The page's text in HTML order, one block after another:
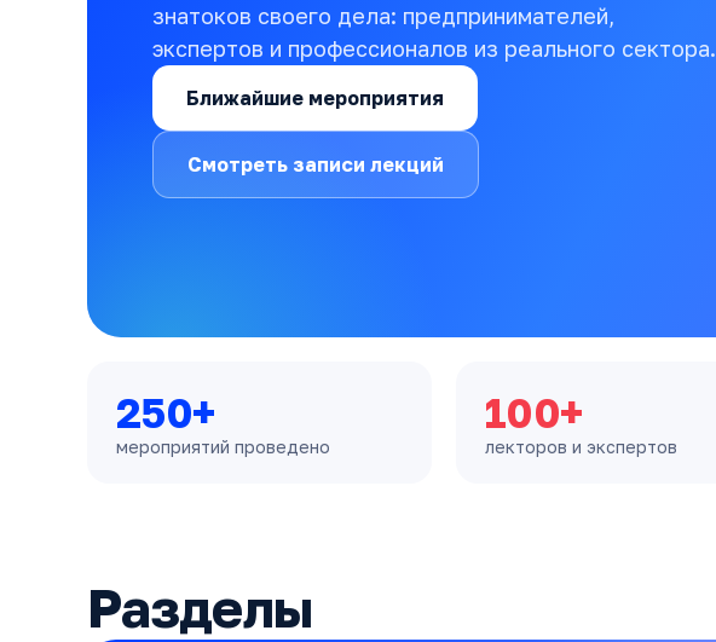
знатоков своего дела: предпринимателей,
экспертов и профессионалов из реального сектора.
Ближайшие мероприятия
Смотреть записи лекций
250+
мероприятий проведено
100+
лекторов и экспертов
Разделы